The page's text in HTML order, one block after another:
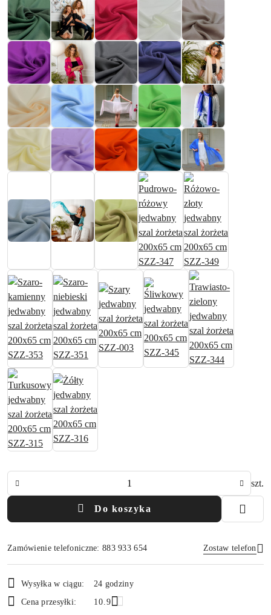
szt.
Do koszyka
Zamówienie telefoniczne: 883 933 654 Zostaw telefon
i
dostawa
Wysyłka w ciągu:
24 godziny
Cena przesyłki:
10.9